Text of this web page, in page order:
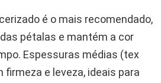
é o mais recomendado,
pétalas e mantém a cor
Espessuras médias (tex
firmeza e leveza, ideais para